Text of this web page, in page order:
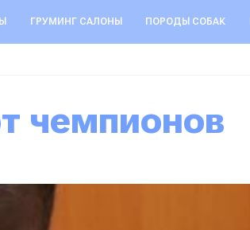
ГРУМИНГ САЛОНЫ ПОРОДЫ СОБАК
чемпионов